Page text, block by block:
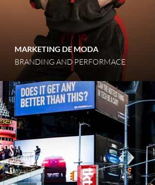
MARKETING DE MODA
BRANDING AND PERFORMACE